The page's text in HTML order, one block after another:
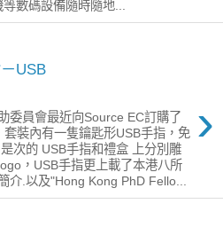
數碼設備隨時隨地...
USB
›
委員會最近向Source EC訂購了
套裝內有一隻鑰匙形USB手指，免
次的 USB手指和禮盒 上分別雕
，USB手指更上載了本港八所
介.以及"Hong Kong PhD Fello...